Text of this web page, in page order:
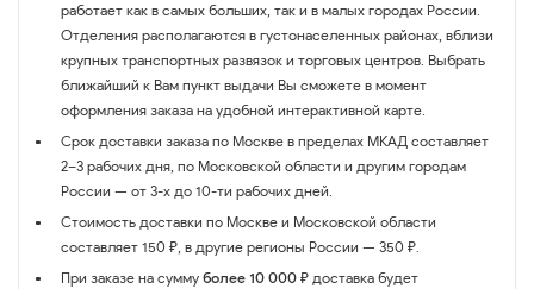
работает как в самых больших, так и в малых городах России.
Отделения располагаются в густонаселенных районах, вблизи
крупных транспортных развязок и торговых центров. Выбрать
ближайший к Вам пункт выдачи Вы сможете в момент
оформления заказа на удобной интерактивной карте.
Срок доставки заказа по Москве в пределах МКАД составляет
2–3 рабочих дня, по Московской области и другим городам
России — от 3-х до 10-ти рабочих дней.
Стоимость доставки по Москве и Московской области
составляет 150 ₽, в другие регионы России — 350 ₽.
При заказе на сумму более 10 000 ₽ доставка будет